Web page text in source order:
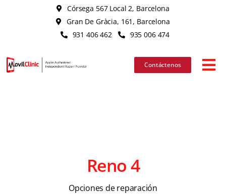
Córsega 567 Local 2, Barcelona
Gran De Gràcia, 161, Barcelona
931 406 462
935 006 474
Contáctenos
Reno 4
Opciones de reparación